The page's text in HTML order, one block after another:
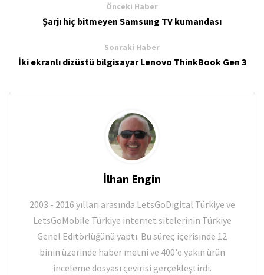
Önceki Haber
Şarjı hiç bitmeyen Samsung TV kumandası
Sonraki Haber
İki ekranlı dizüstü bilgisayar Lenovo ThinkBook Gen 3
İlhan Engin
2003 - 2016 yılları arasında LetsGoDigital Türkiye ve
LetsGoMobile Türkiye internet sitelerinin Türkiye
Genel Editörlüğünü yaptı. Bu süreç içerisinde 12
binin üzerinde haber metni ve 400'e yakın ürün
inceleme dosyası çevirisi gerçekleştirdi.